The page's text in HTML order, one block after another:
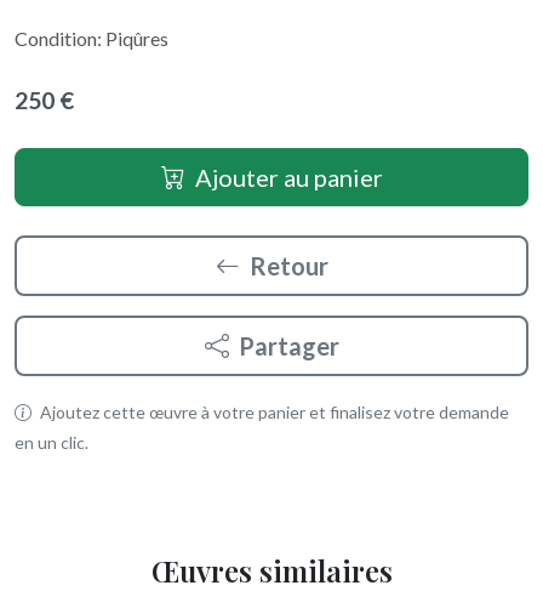
Condition: Piqûres
250 €
Ajouter au panier
Retour
Partager
Ajoutez cette œuvre à votre panier et finalisez votre demande
en un clic.
Œuvres similaires